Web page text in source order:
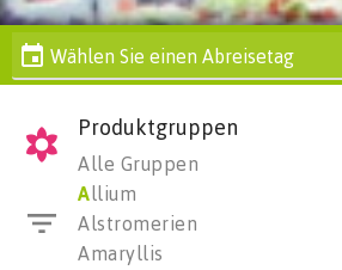
Wählen Sie einen Abreisetag
Produktgruppen
Alle Gruppen
Allium
Alstromerien
Amaryllis